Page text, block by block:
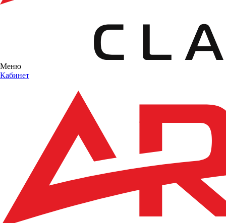
Меню
Кабинет